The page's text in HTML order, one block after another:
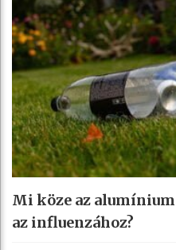
Mi köze az
az influenzához?